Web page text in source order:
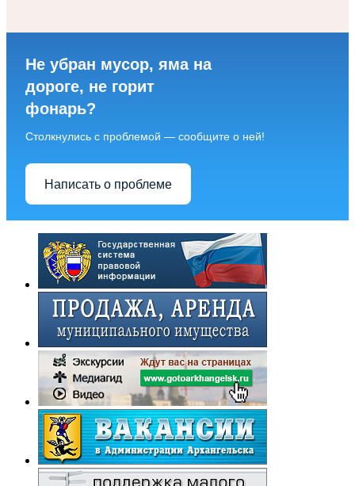
Не убран мусор, яма на
дороге, не горит
фонарь?
Столкнулись с проблемой — сообщите о ней!
Написать о проблеме